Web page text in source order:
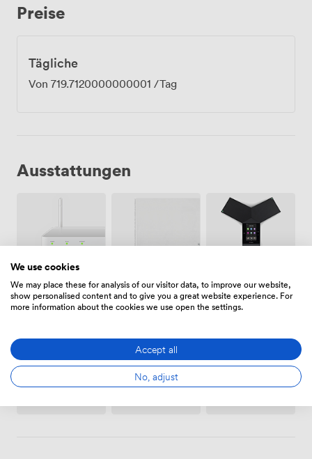
Preise
Tägliche
Von 719.7120000000001 /Tag
Ausstattungen
Rollstuhlfreundlich Filztabelle
Projektor
fernseher
We use cookies
We may place these for analysis of our visitor data, to improve our website,
show personalised content and to give you a great website experience. For
more information about the cookies we use open the settings.
Accept all
No, adjust